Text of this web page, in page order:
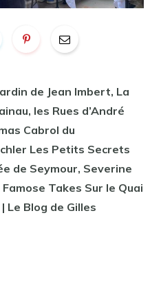
de Jean Imbert, La
les Rues d’André
Cabrol du
Les Petits Secrets
de Seymour, Severine
Takes Sur le Quai
Le Blog de Gilles